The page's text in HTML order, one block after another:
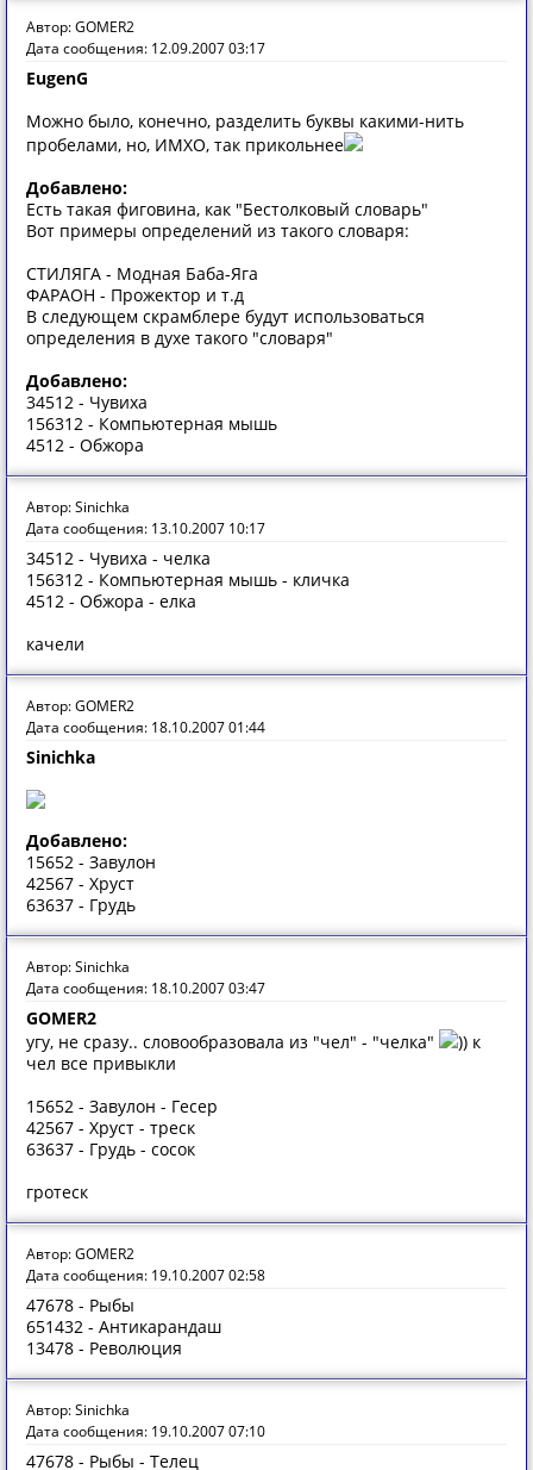
Автор: GOMER2
Дата сообщения: 12.09.2007 03:17
EugenG
Можно было, конечно, разделить буквы какими-нить
пробелами, но, ИМХО, так прикольнее
Добавлено:
Есть такая фиговина, как "Бестолковый словарь"
Вот примеры определений из такого словаря:
СТИЛЯГА - Модная Баба-Яга
ФАРАОН - Прожектор и т.д
В следующем скрамблере будут использоваться
определения в духе такого "словаря"
Добавлено:
34512 - Чувиха
156312 - Компьютерная мышь
4512 - Обжора
Автор: Sinichka
Дата сообщения: 13.10.2007 10:17
34512 - Чувиха - челка
156312 - Компьютерная мышь - кличка
4512 - Обжора - елка
качели
Автор: GOMER2
Дата сообщения: 18.10.2007 01:44
Sinichka
Добавлено:
15652 - Завулон
42567 - Хруст
63637 - Грудь
Автор: Sinichka
Дата сообщения: 18.10.2007 03:47
GOMER2
угу, не сразу.. словообразовала из "чел" - "челка"
)) к
чел все привыкли
15652 - Завулон - Гесер
42567 - Хруст - треск
63637 - Грудь - сосок
гротеск
Автор: GOMER2
Дата сообщения: 19.10.2007 02:58
47678 - Рыбы
651432 - Антикарандаш
13478 - Революция
Автор: Sinichka
Дата сообщения: 19.10.2007 07:10
47678 - Рыбы - Телец